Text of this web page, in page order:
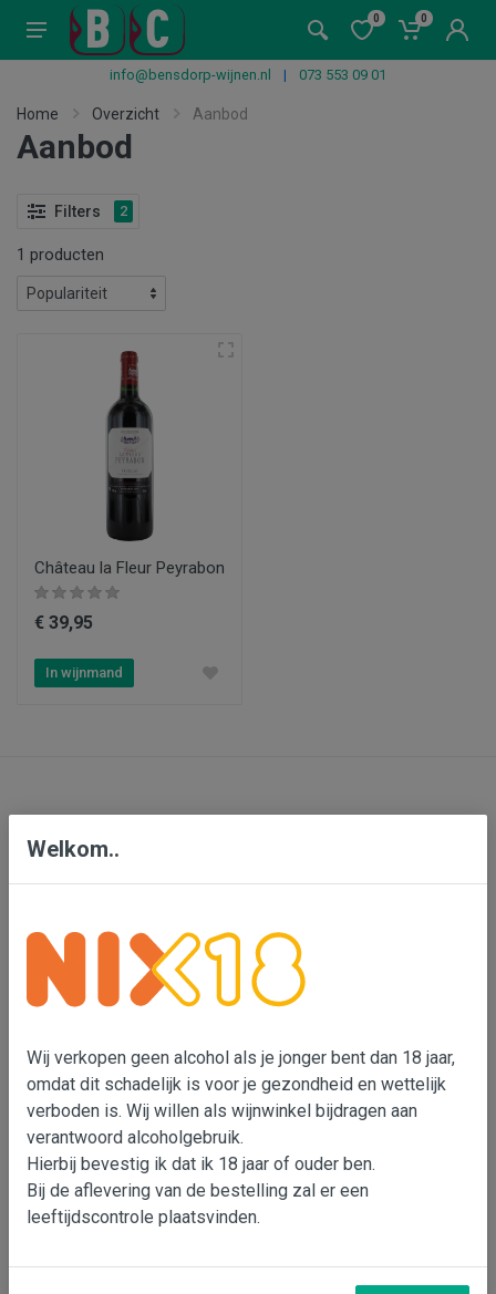
0 0
info@bensdorp-wijnen.nl | 073 553 09 01
Home Overzicht Aanbod
Aanbod
Filters 2
1 producten
Château la Fleur Peyrabon
€ 39,95
In wijnmand
De Beverspijken 20 L
5221 ED 's-Hertogenbosch (Engelen)
Wouter Bensdorp
M 06-22993764
e-mail: Wouter Bensdorp
Info
Over Wouter Bensdorp & Bensdorp Wijnen
Welkom..
Wij verkopen geen alcohol als je jonger bent dan 18 jaar,
omdat dit schadelijk is voor je gezondheid en wettelijk
verboden is. Wij willen als wijnwinkel bijdragen aan
verantwoord alcoholgebruik.
Hierbij bevestig ik dat ik 18 jaar of ouder ben.
Bij de aflevering van de bestelling zal er een
leeftijdscontrole plaatsvinden.